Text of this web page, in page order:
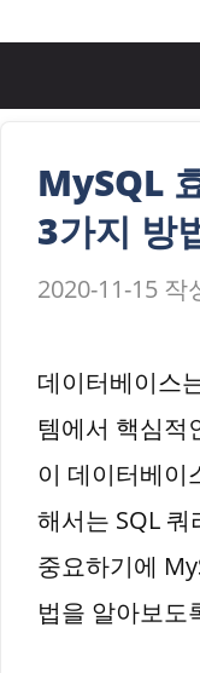
츠
MySQL
3가지 방
2020-11-15 작
데이터베이스
템에서 핵심적
이 데이터베이
해서는 SQL
중요하기에
법을 알아보도